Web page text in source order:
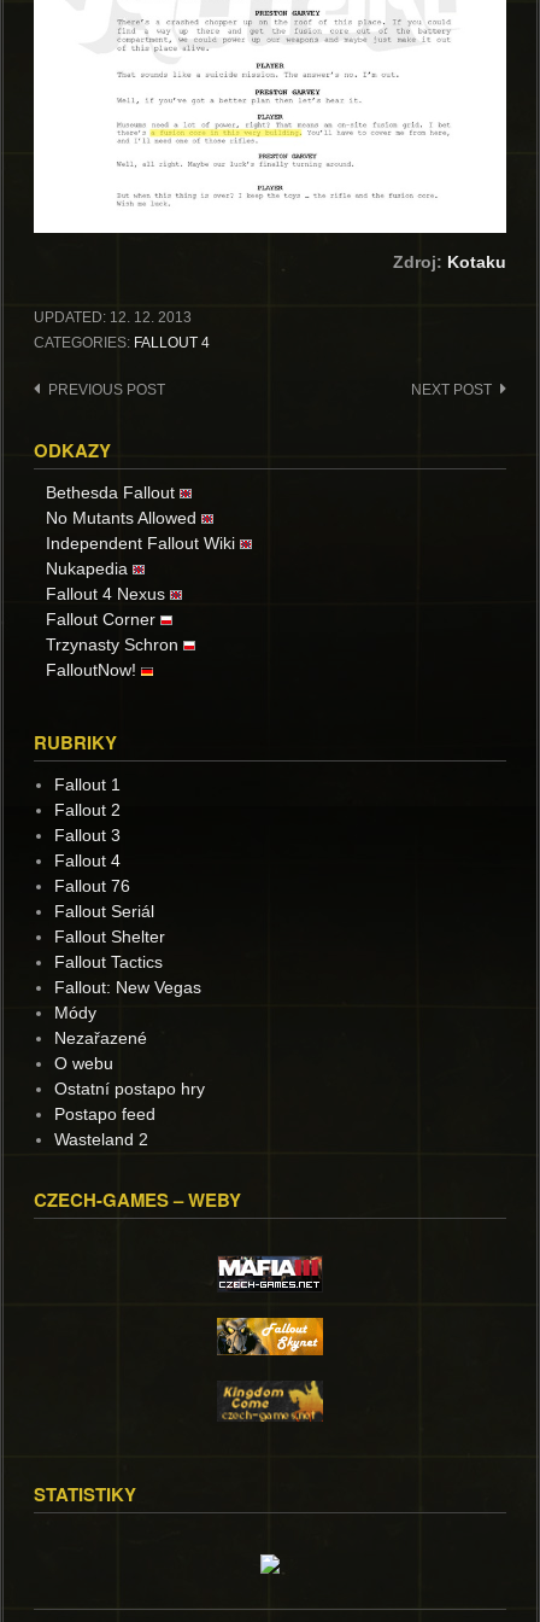
Zdroj: Kotaku
UPDATED: 12. 12. 2013
CATEGORIES: FALLOUT 4
Post
PREVIOUS POST NEXT POST
ODKAZY
Bethesda Fallout
No Mutants Allowed
Independent Fallout Wiki
Nukapedia
Fallout 4 Nexus
Fallout Corner
Trzynasty Schron
FalloutNow!
RUBRIKY
Fallout 1
Fallout 2
Fallout 3
Fallout 4
Fallout 76
Fallout Seriál
Fallout Shelter
Fallout Tactics
Fallout: New Vegas
Módy
Nezařazené
O webu
Ostatní postapo hry
Postapo feed
Wasteland 2
CZECH-GAMES – WEBY
STATISTIKY